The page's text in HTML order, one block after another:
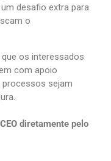
desafio extra para
o
os interessados
com apoio
processos sejam
diretamente pelo